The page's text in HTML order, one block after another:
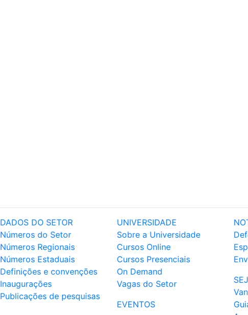
DADOS DO SETOR
Números do Setor
Números Regionais
Números Estaduais
Definições e convenções
Inaugurações
Publicações de pesquisas
UNIVERSIDADE
Sobre a Universidade
Cursos Online
Cursos Presenciais
On Demand
Vagas do Setor
EVENTOS